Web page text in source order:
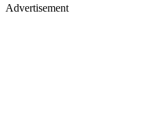
Advertisement